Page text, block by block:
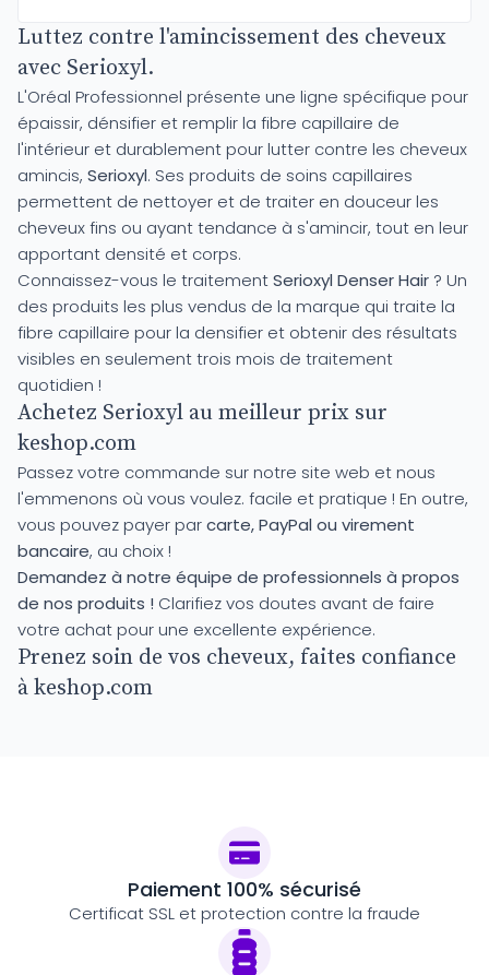
Luttez contre l'amincissement des cheveux
avec Serioxyl.
L'Oréal Professionnel présente une ligne spécifique pour
épaissir, dénsifier et remplir la fibre capillaire de
l'intérieur et durablement pour lutter contre les cheveux
amincis, Serioxyl. Ses produits de soins capillaires
permettent de nettoyer et de traiter en douceur les
cheveux fins ou ayant tendance à s'amincir, tout en leur
apportant densité et corps.
Connaissez-vous le traitementSerioxyl Denser Hair ? Un
des produits les plus vendus de la marque qui traite la
fibre capillaire pour la densifier et obtenir des résultats
visibles en seulement trois mois de traitement
quotidien !
Achetez Serioxyl au meilleur prix sur
keshop.com
Passez votre commande sur notre site web et nous
l'emmenons où vous voulez. facile et pratique ! En outre,
vous pouvez payer parcarte, PayPal ou virement
bancaire, au choix !
Demandez à notre équipe de professionnels à propos
de nos produits ! Clarifiez vos doutes avant de faire
votre achat pour une excellente expérience.
Prenez soin de vos cheveux, faites confiance
à keshop.com
Paiement 100% sécurisé
Certificat SSL et protection contre la fraude